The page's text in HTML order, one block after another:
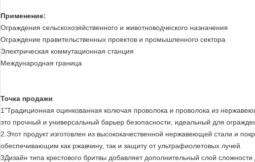
Применение:
Ограждения сельскохозяйственного и животноводческого назначения
Ограждение правительственных проектов и промышленного сектора
Электрическая коммутационная станция
Международная граница
Точка продажи
1"Традиционная оцинкованная колючая проволока и проволока из
это прочный и универсальный барьер безопасности, идеальный для
2.Этот продукт изготовлен из высококачественной нержавеющей стали и
обеспечивающим как ржавчину, так и защиту от ультрафиолетовых лучей.
3Дизайн типа крестового бритвы добавляет дополнительный слой